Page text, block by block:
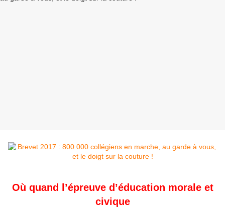
Où quand l’épreuve d’éducation morale et
civique